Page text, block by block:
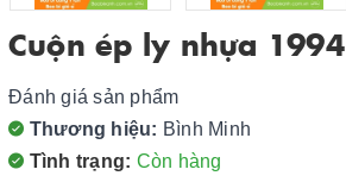
Cuộn ép ly nhựa 1994
Đánh giá sản phẩm
Thương hiệu: Bình Minh
Tình trạng: Còn hàng